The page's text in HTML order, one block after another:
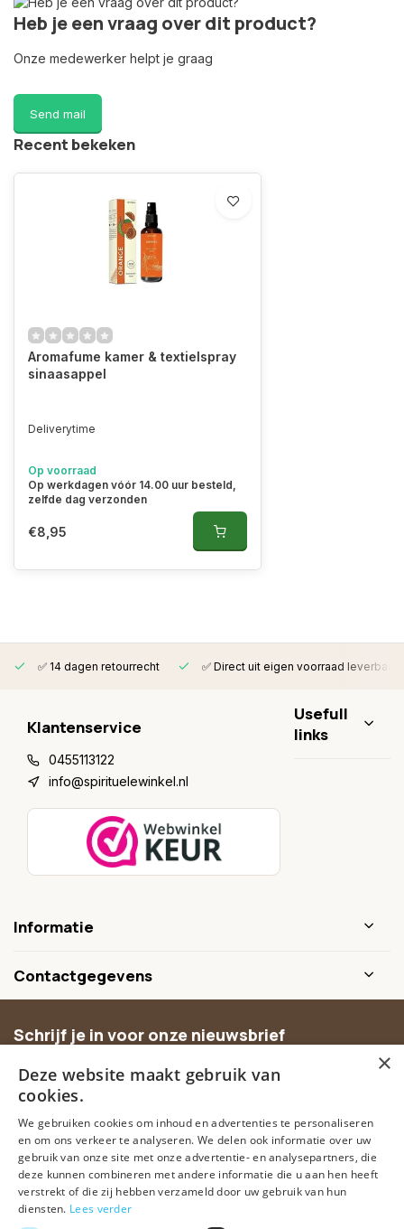
Heb je een vraag over dit product?
Onze medewerker helpt je graag
Send mail
Recent bekeken
Aromafume kamer & textielspray
sinaasappel
Deliverytime
Op voorraad
Op werkdagen vóór 14.00 uur besteld,
zelfde dag verzonden
€8,95
✅ 14 dagen retourrecht ✅ Direct uit eigen voorraad leverbaar
Klantenservice
0455113122
info@spirituelewinkel.nl
Usefull
links
Informatie
Contactgegevens
Schrijf je in voor onze nieuwsbrief
aanbiedingen.
Abonneer
×
Deze website maakt gebruik van
cookies.
We gebruiken cookies om inhoud en advertenties te personaliseren
en om ons verkeer te analyseren. We delen ook informatie over uw
gebruik van onze site met onze advertentie- en analysepartners, die
deze kunnen combineren met andere informatie die u aan hen heeft
verstrekt of die zij hebben verzameld door uw gebruik van hun
diensten. Lees verder